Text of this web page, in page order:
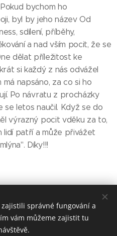
bychom ho
byl by jeho název Od
sdílení, příběhy,
a nad vším pocit, že se
dělat příležitost ke
si každý z nás odvážel
napsáno, za co si ho
Po návratu z procházky
se letos naučil. Když se do
výrazný pocit vděku za to,
patří a může přivážet
Díky!!!
zajistili správné fungování a
vám můžeme zajistit tu